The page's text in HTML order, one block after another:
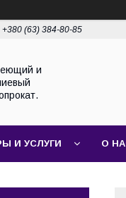
+380 (63) 384-80-85
и
И УСЛУГИ О